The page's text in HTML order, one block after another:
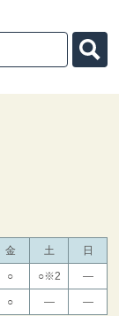
金 土 日
○ ○※2 ―
○ ― ―